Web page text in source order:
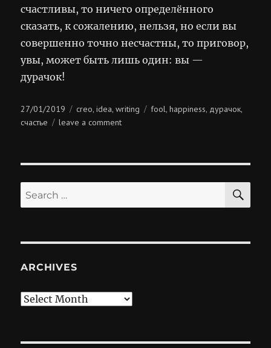
счастливы, то ничего определённого
сказать, к сожалению, нельзя, но если вы
совершенно точно несчастны, то приговор,
увы, может быть лишь один: вы —
дурачок!
Posted
on
27/01/2019 Categories
creo,idea,writing Tags
fool,happiness, дурачок,
счастье leave a commenton
Search
for:
ARCHIVES
Archives